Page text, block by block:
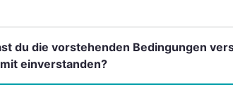
Einfach und kostenlos
registrieren, um dieses Feature
du die vorstehenden Bedingungen
einverstanden?